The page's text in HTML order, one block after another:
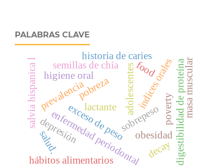
PALABRAS CLAVE
lactante
prevalencia
exceso de pesosobrepeso
obesidad
adolescentes
higiene oral
enfermedad periodontal
historia de cariesíndices orales
hábitos alimentarios decay digestibilidad de proteína
semillas de chía
salvia hispanica l
depresión
pobreza
food
poverty masa muscular
salud.